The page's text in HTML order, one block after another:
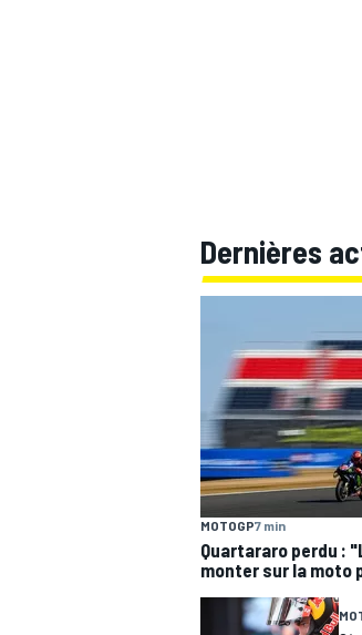
Dernières
MOTOGP7 min
Quartararo perdu :
monter sur la moto